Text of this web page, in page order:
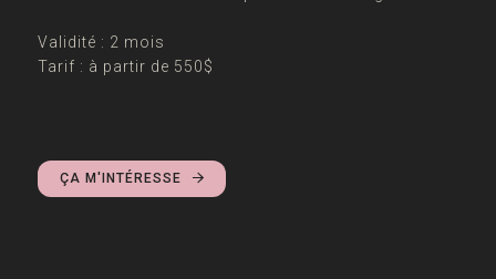
Validité : 2 mois
Tarif : à partir de 550$
ÇA M'INTÉRESSE